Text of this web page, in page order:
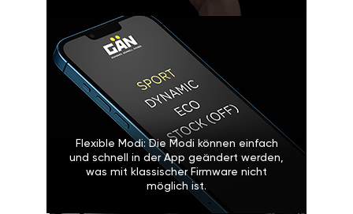
Flexible Modi: Die Modi können einfach
und schnell in der App geändert werden,
was mit klassischer Firmware nicht
möglich ist.